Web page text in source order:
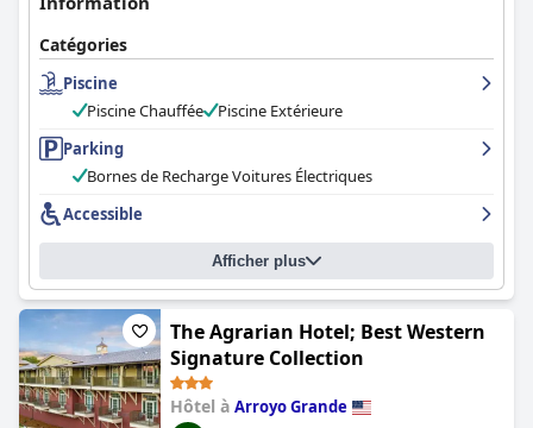
Catégories
Piscine
Piscine Chauffée
Piscine Extérieure
Parking
Bornes de Recharge Voitures Électriques
Accessible
Afficher plus
The Agrarian Hotel; Best Western
Signature Collection
Hôtel à Arroyo Grande